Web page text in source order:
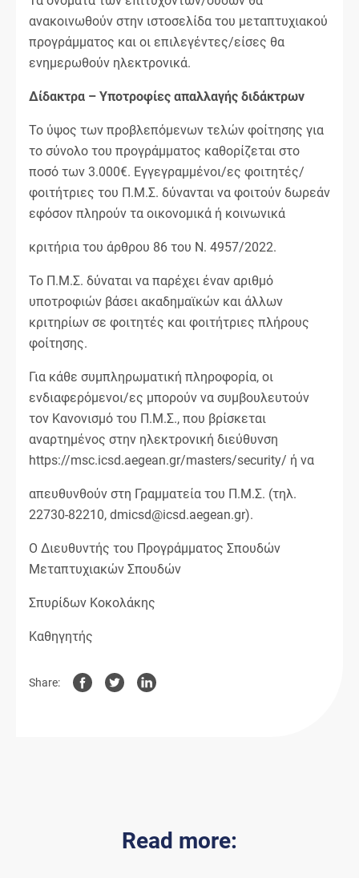
ανακοινωθούν στην ιστοσελίδα του μεταπτυχιακού
προγράμματος και οι επιλεγέντες/είσες θα
ενημερωθούν ηλεκτρονικά.
Δίδακτρα – Υποτροφίες απαλλαγής διδάκτρων
Το ύψος των προβλεπόμενων τελών φοίτησης για
το σύνολο του προγράμματος καθορίζεται στο
ποσό των 3.000€. Εγγεγραμμένοι/ες φοιτητές/
φοιτήτριες του Π.Μ.Σ. δύνανται να φοιτούν δωρεάν
εφόσον πληρούν τα οικονομικά ή κοινωνικά
κριτήρια του άρθρου 86 του Ν. 4957/2022.
Το Π.Μ.Σ. δύναται να παρέχει έναν αριθμό
υποτροφιών βάσει ακαδημαϊκών και άλλων
κριτηρίων σε φοιτητές και φοιτήτριες πλήρους
φοίτησης.
Για κάθε συμπληρωματική πληροφορία, οι
ενδιαφερόμενοι/ες μπορούν να συμβουλευτούν
τον Κανονισμό του Π.Μ.Σ., που βρίσκεται
αναρτημένος στην ηλεκτρονική διεύθυνση
https://msc.icsd.aegean.gr/masters/security/ ή να
απευθυνθούν στη Γραμματεία του Π.Μ.Σ. (τηλ.
22730-82210, dmicsd@icsd.aegean.gr).
Ο Διευθυντής του Προγράμματος Σπουδών
Μεταπτυχιακών Σπουδών
Σπυρίδων Κοκολάκης
Καθηγητής
Share:
Read more: